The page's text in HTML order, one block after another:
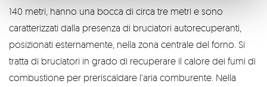
140 metri, hanno una bocca di circa tre metri e sono
caratterizzati dalla presenza di bruciatori autorecuperanti,
posizionati esternamente, nella zona centrale del forno. Si
tratta di bruciatori in grado di recuperare il calore dei fumi di
combustione per preriscaldare l’aria comburente. Nella